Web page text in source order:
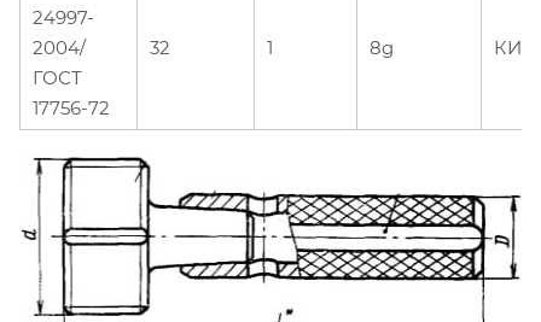
24997-
2004/
ГОСТ
17756-72
32 1 8g КИ-